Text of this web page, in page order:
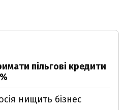
пільгові кредити
нищить бізнес